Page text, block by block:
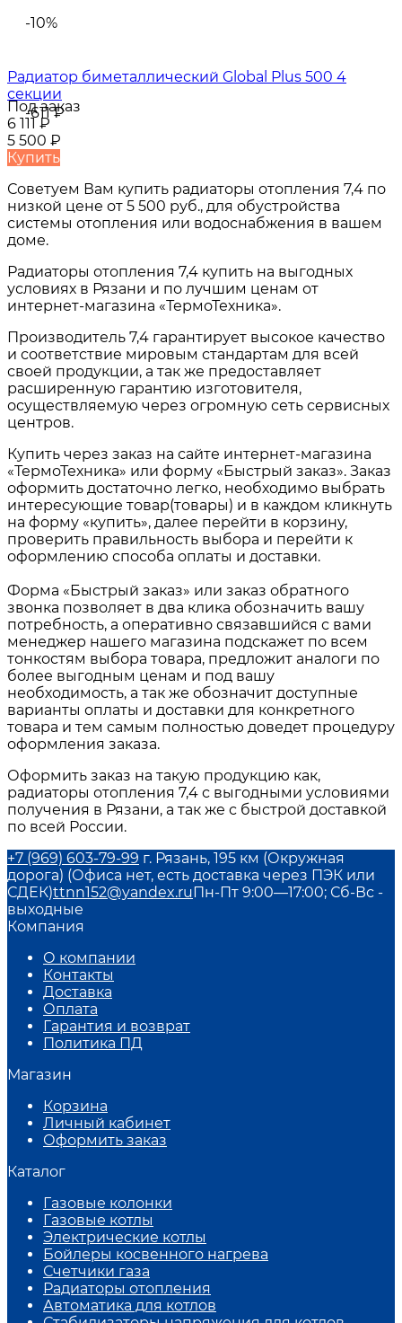
-10%
-611₽
Радиатор биметаллический Global Plus 500 4
секции
Под заказ
6 111₽
5 500 ₽
Купить
Советуем Вам купить радиаторы отопления 7,4 по
низкой цене от 5 500 руб., для обустройства
системы отопления или водоснабжения в вашем
доме.
Радиаторы отопления 7,4 купить на выгодных
условиях в Рязани и по лучшим ценам от
интернет-магазина «ТермоТехника».
Производитель 7,4 гарантирует высокое качество
и соответствие мировым стандартам для всей
своей продукции, а так же предоставляет
расширенную гарантию изготовителя,
осуществляемую через огромную сеть сервисных
центров.
Купить через заказ на сайте интернет-магазина
«ТермоТехника» или форму «Быстрый заказ». Заказ
оформить достаточно легко, необходимо выбрать
интересующие товар(товары) и в каждом кликнуть
на форму «купить», далее перейти в корзину,
проверить правильность выбора и перейти к
оформлению способа оплаты и доставки.
Форма «Быстрый заказ» или заказ обратного
звонка позволяет в два клика обозначить вашу
потребность, а оперативно связавшийся с вами
менеджер нашего магазина подскажет по всем
тонкостям выбора товара, предложит аналоги по
более выгодным ценам и под вашу
необходимость, а так же обозначит доступные
варианты оплаты и доставки для конкретного
товара и тем самым полностью доведет процедуру
оформления заказа.
Оформить заказ на такую продукцию как,
радиаторы отопления 7,4 с выгодными условиями
получения в Рязани, а так же с быстрой доставкой
по всей России.
+7 (969) 603-79-99 г. Рязань, 195 км (Окружная
дорога) (Офиса нет, есть доставка через ПЭК или
СДЕК)ttnn152@yandex.ruПн-Пт 9:00—17:00; Сб-Вс -
выходные
Компания
О компании
Контакты
Доставка
Оплата
Гарантия и возврат
Политика ПД
Магазин
Корзина
Личный кабинет
Оформить заказ
Каталог
Газовые колонки
Газовые котлы
Электрические котлы
Бойлеры косвенного нагрева
Счетчики газа
Радиаторы отопления
Автоматика для котлов